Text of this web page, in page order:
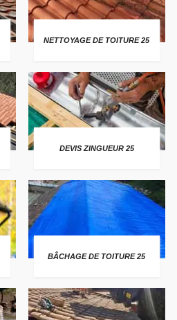
NETTOYAGE DE TOITURE 25
DEVIS ZINGUEUR 25
BÂCHAGE DE TOITURE 25